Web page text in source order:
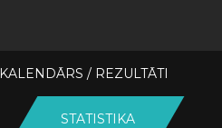
KALENDĀRS / REZULTĀTI
STATISTIKA